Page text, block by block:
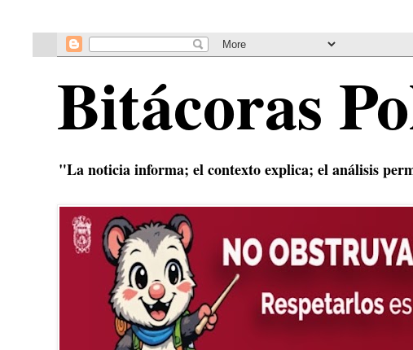
Bitácoras
"La noticia informa; el contexto explica; el análisis